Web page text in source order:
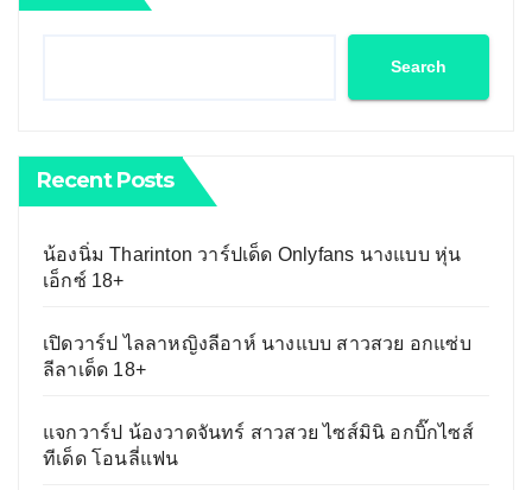
Search
Recent Posts
น้องนิ่ม Tharinton วาร์ปเด็ด Onlyfans นางแบบ หุ่น
เอ็กซ์ 18+
เปิดวาร์ป ไลลาหญิงลีอาห์ นางแบบ สาวสวย อกแซ่บ
ลีลาเด็ด 18+
แจกวาร์ป น้องวาดจันทร์ สาวสวย ไซส์มินิ อกบิ๊กไซส์
ทีเด็ด โอนลี่แฟน